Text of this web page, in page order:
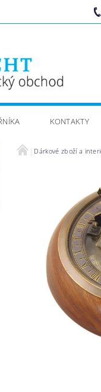
KONTAKTY
Dárkové zboží a